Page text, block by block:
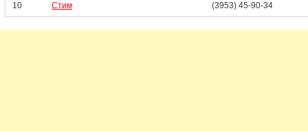
10 Стим (3953) 45-90-34